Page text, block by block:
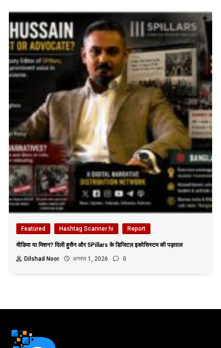
Featured Hashtag Scanner hi Report
मीडिया या मिशन? दिली हुसैन और 5Pillars के डिजिटल इकोसिस्टम की पड़ताल
Dilshad Noor
अगस्त 1, 2026 0